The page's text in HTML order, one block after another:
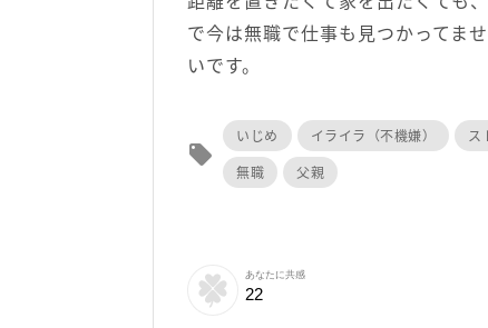
で今は無職で仕事も見つかってま
いです。
local_offer
いじめ イライラ（不機嫌） ス
無職
父親
あなたに共感
22